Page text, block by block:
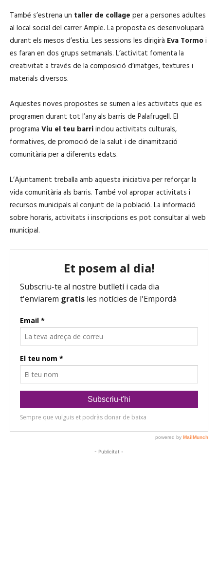
També s’estrena un taller de collage per a persones adultes
al local social del carrer Ample. La proposta es desenvoluparà
durant els mesos d’estiu. Les sessions les dirigirà Eva Tormoi
es faran en dos grups setmanals. L’activitat fomenta la
creativitat a través de la composició d’imatges, textures i
materials diversos.
Aquestes noves propostes se sumen a les activitats que es
programen durant tot l’any als barris de Palafrugell. El
programa Viu el teu barriinclou activitats culturals,
formatives, de promoció de la salut i de dinamització
comunitària per a diferents edats.
L’Ajuntament treballa amb aquesta iniciativa per reforçar la
vida comunitària als barris. També vol apropar activitats i
recursos municipals al conjunt de la població. La informació
sobre horaris, activitats i inscripcions es pot consultar al web
municipal.
- Publicitat -